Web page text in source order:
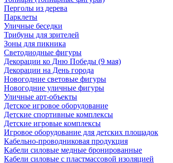
Перголы из дерева
Парклеты
Уличные беседки
Трибуны для зрителей
Зоны для пикника
Светодиодные фигуры
Декорации ко Дню Победы (9 мая)
Декорации на День города
Новогодние световые фигуры
Новогодние уличные фигуры
Уличные арт-объекты
Детское игровое оборудование
Детские спортивные комплексы
Детские игровые комплексы
Игровое оборудование для детских площадок
Кабельно-проводниковая продукция
Кабели силовые медные бронированные
Кабели силовые с пластмассовой изоляцией